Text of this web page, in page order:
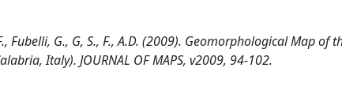
Fubelli, G., G, S., F., A.D. (2009). Geomorphological Map
Italy). JOURNAL OF MAPS, v2009, 94-102.